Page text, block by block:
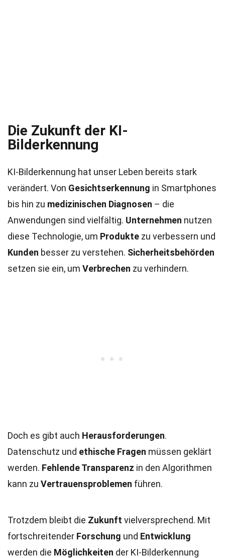
Die Zukunft der KI-
Bilderkennung
KI-Bilderkennung hat unser Leben bereits stark
verändert. Von Gesichtserkennung in Smartphones
bis hin zu medizinischen Diagnosen – die
Anwendungen sind vielfältig. Unternehmen nutzen
diese Technologie, um Produkte zu verbessern und
Kunden besser zu verstehen. Sicherheitsbehörden
setzen sie ein, um Verbrechen zu verhindern.
Doch es gibt auch Herausforderungen.
Datenschutz und ethische Fragen müssen geklärt
werden. Fehlende Transparenz in den Algorithmen
kann zu Vertrauensproblemen führen.
Trotzdem bleibt die Zukunft vielversprechend. Mit
fortschreitender Forschung und Entwicklung
werden die Möglichkeiten der KI-Bilderkennung